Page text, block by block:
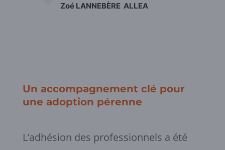
Zoé LANNEBÈRE ALLEA
Un accompagnement clé pour
une adoption pérenne
L’adhésion des professionnels a été